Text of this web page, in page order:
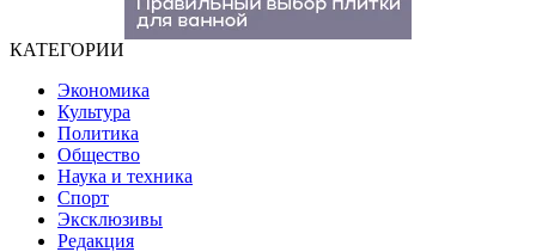
КАТЕГОРИИ
Экономика
Культура
Политика
Общество
Наука и техника
Спорт
Эксклюзивы
Редакция